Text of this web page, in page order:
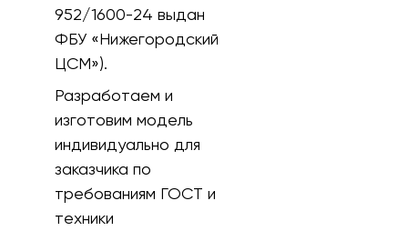
952/1600-24 выдан
ФБУ «Нижегородский
ЦСМ»).
Разработаем и
изготовим модель
индивидуально для
заказчика по
требованиям ГОСТ и
техники